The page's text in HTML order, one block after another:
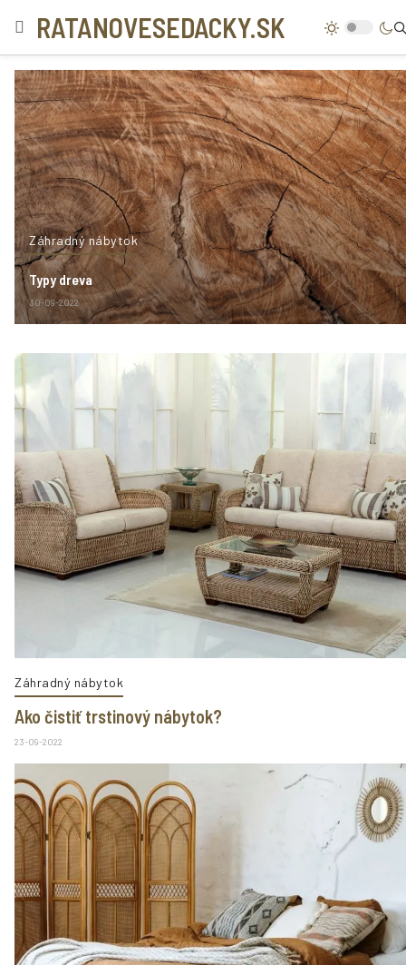
RATANOVESEDACKY.SK
Záhradný nábytok
Typy dreva
30-09-2022
Záhradný nábytok
Ako čistiť trstinový nábytok?
23-09-2022